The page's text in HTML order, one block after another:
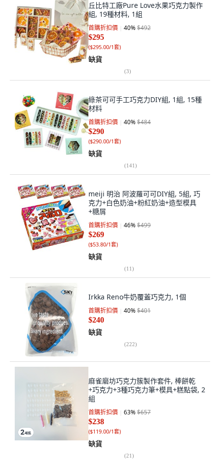
丘比特工廠Pure Love水果巧克力製作
組, 19種材料, 1組
首購折扣價 40%$492
$295
($295.00/1套)
缺貨
(3)
綠茶可可手工巧克力DIY組, 1組, 15種
材料
首購折扣價 40%$484
$290
($290.00/1套)
缺貨
(141)
meiji 明治 阿波羅可可DIY組, 5組, 巧
克力+白色奶油+粉紅奶油+造型模具
+糖屑
首購折扣價 46%$499
$269
($53.80/1套)
缺貨
(11)
Irkka Reno牛奶覆蓋巧克力, 1個
首購折扣價 40%$401
$240
缺貨
(222)
麻雀磨坊巧克力簇製作套件, 棒餅乾
+巧克力+3種巧克力筆+模具+糕點袋, 2
組
首購折扣價 63%$657
$238
($119.00/1套)
缺貨
(21)